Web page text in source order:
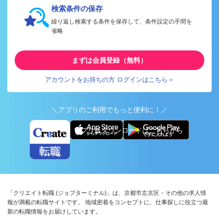
検索条件の保存
繰り返し検索する条件を保存して、条件設定の手間を
省略
まずは会員登録（無料）
アカウントをお持ちの方 ログインはこちら＞
＼アプリのご利用でもっと便利に！／
アプリ版ダウンロードはこちらから
「クリエイト転職 (ジョブターミナル)」は、京都市左京区・その他の求人情
報が満載の転職サイトです。 地域密着をコンセプトに、仕事探しに役立つ最
新の転職情報をお届けしています。